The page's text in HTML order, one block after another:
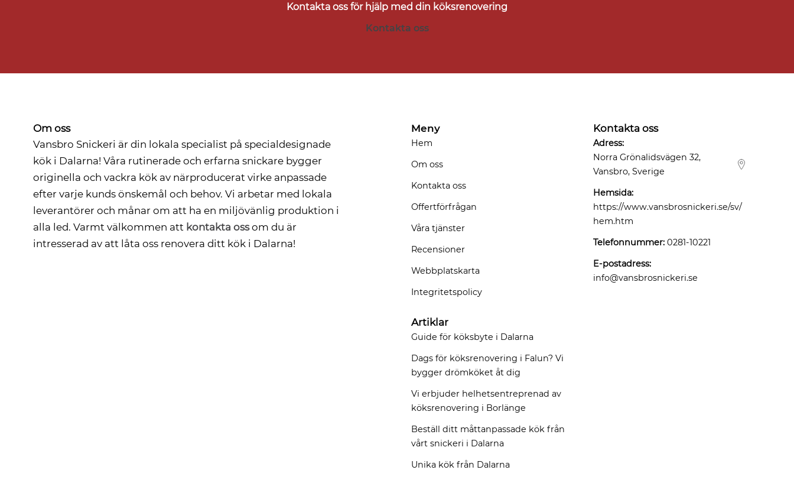
Kontakta oss för hjälp med din köksrenovering
Kontakta oss
Om oss
Vansbro Snickeri är din lokala specialist på specialdesignade
kök i Dalarna! Våra rutinerade och erfarna snickare bygger
originella och vackra kök av närproducerat virke anpassade
efter varje kunds önskemål och behov. Vi arbetar med lokala
leverantörer och månar om att ha en miljövänlig produktion i
alla led. Varmt välkommen att kontakta ossom du är
intresserad av att låta oss renovera ditt kök i Dalarna!
Meny
Hem
Om oss
Kontakta oss
Offertförfrågan
Våra tjänster
Recensioner
Webbplatskarta
Integritetspolicy
Artiklar
Guide för köksbyte i Dalarna
Dags för köksrenovering i Falun? Vi
bygger drömköket åt dig
Vi erbjuder helhetsentreprenad av
köksrenovering i Borlänge
Beställ ditt måttanpassade kök från
vårt snickeri i Dalarna
Unika kök från Dalarna
Kontakta oss
Adress:
Norra Grönalidsvägen 32,
Vansbro, Sverige
Hemsida:
https://www.vansbrosnickeri.se/sv/
hem.htm
Telefonnummer: 0281-10221
E-postadress:
info@vansbrosnickeri.se